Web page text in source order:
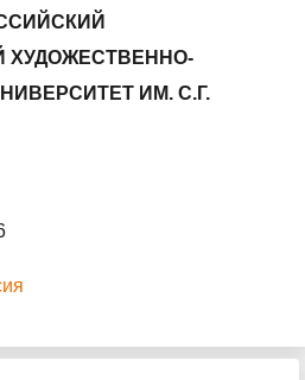
ХУДОЖЕСТВЕННО-
ИМ. С.Г.